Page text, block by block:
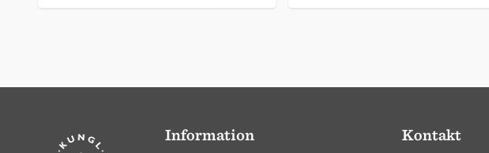
Information Kontakt